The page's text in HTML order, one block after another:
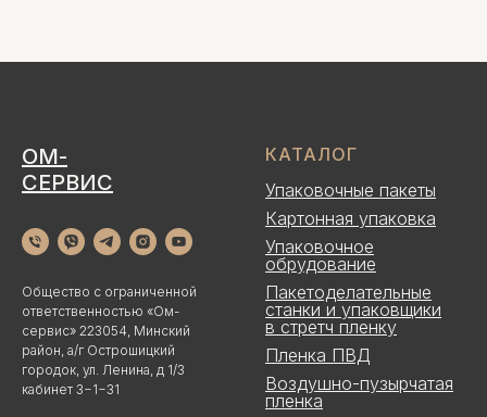
ОМ-
СЕРВИС
Общество с ограниченной
ответственностью «Ом-
сервис» 223054, Минский
район, а/г Острошицкий
городок, ул. Ленина, д 1/3
кабинет 3−1−31
КАТАЛОГ
Упаковочные пакеты
Картонная упаковка
Упаковочное
обрудование
Пакетоделательные
станки и упаковщики
в стретч пленку
Пленка ПВД
Воздушно-пузырчатая
пленка